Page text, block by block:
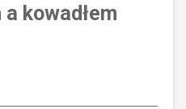
kowadłem